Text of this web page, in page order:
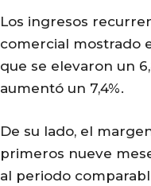
Los ingresos
comercial mostrado
que se elevaron un
aumentó un 7,4%.
De su lado, el
primeros nueve
al periodo